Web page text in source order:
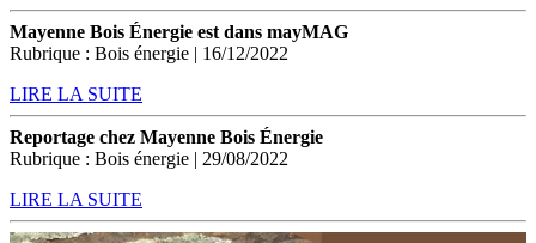
Mayenne Bois Énergie est dans mayMAG
Rubrique : Bois énergie | 16/12/2022
LIRE LA SUITE
Reportage chez Mayenne Bois Énergie
Rubrique : Bois énergie | 29/08/2022
LIRE LA SUITE